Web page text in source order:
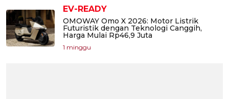
EV-READY
OMOWAY Omo X 2026: Motor Listrik
Futuristik dengan Teknologi Canggih,
Harga Mulai Rp46,9 Juta
1 minggu